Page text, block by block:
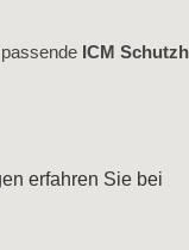
ICM
erfahren Sie bei